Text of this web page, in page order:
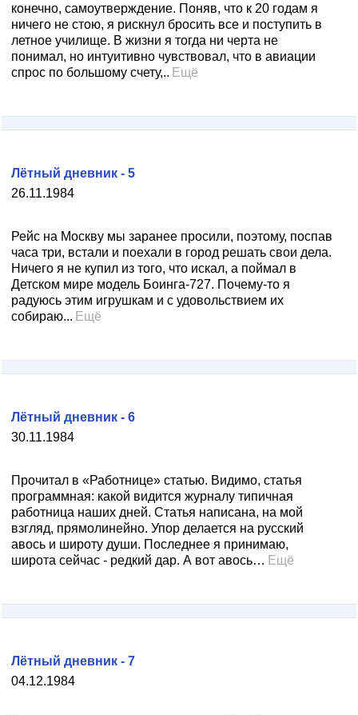
конечно, самоутверждение. Поняв, что к 20 годам я
ничего не стою, я рискнул бросить все и поступить в
летное училище. В жизни я тогда ни черта не
понимал, но интуитивно чувствовал, что в авиации
спрос по большому счету,.. Ещё
26.11.1984
Лётный дневник - 5
Рейс на Москву мы заранее просили, поэтому, поспав
часа три, встали и поехали в город решать свои дела.
Ничего я не купил из того, что искал, а поймал в
Детском мире модель Боинга-727. Почему-то я
радуюсь этим игрушкам и с удовольствием их
собираю... Ещё
30.11.1984
Лётный дневник - 6
Прочитал в «Работнице» статью. Видимо, статья
программная: какой видится журналу типичная
работница наших дней. Статья написана, на мой
взгляд, прямолинейно. Упор делается на русский
авось и широту души. Последнее я принимаю,
широта сейчас - редкий дар. А вот авось… Ещё
04.12.1984
Лётный дневник - 7